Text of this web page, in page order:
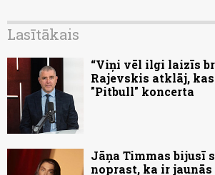
Lasītākais
“Viņi vēl ilgi laizīs
Rajevskis atklāj,
"Pitbull" koncerta
Jāņa Timmas bijusī
noprast, ka ir